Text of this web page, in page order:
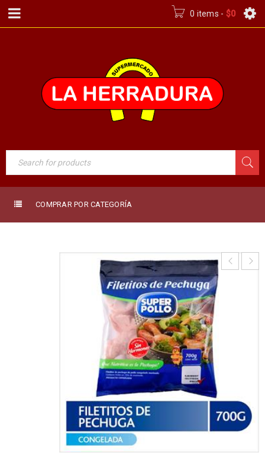
0 items - $0
COMPRAR POR CATEGORÍA